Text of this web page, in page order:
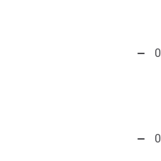
0
0